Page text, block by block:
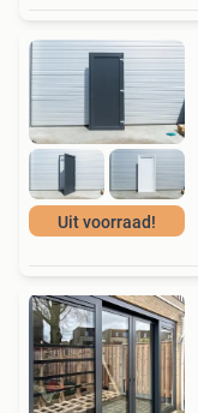
Uit voorraad!